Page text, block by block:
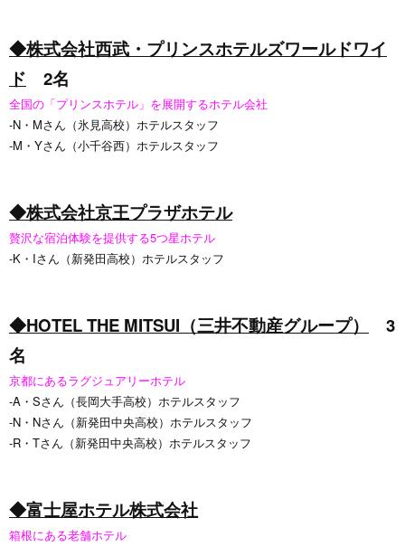
◆株式会社西武・プリンスホテルズワールドワイ
ド 2名
全国の「プリンスホテル」を展開するホテル会社
‐N・Mさん（氷見高校）ホテルスタッフ
‐M・Yさん（小千谷西）ホテルスタッフ
◆株式会社京王プラザホテル
贅沢な宿泊体験を提供する5つ星ホテル
‐K・Iさん（新発田高校）ホテルスタッフ
◆HOTEL THE MITSUI（三井不動産グループ）
3
名
京都にあるラグジュアリーホテル
‐A・Sさん（長岡大手高校）ホテルスタッフ
‐N・Nさん（新発田中央高校）ホテルスタッフ
‐R・Tさん（新発田中央高校）ホテルスタッフ
◆富士屋ホテル株式会社
箱根にある老舗ホテル